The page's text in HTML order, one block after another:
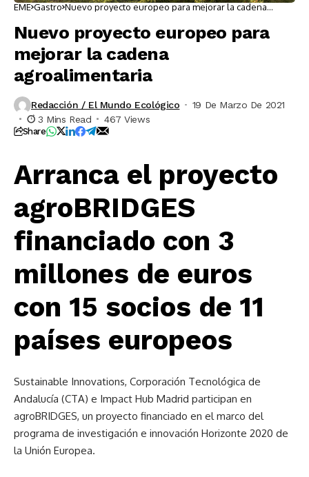
EME Gastro Nuevo proyecto europeo para mejorar la cadena
agroalimentaria
Nuevo proyecto europeo para
mejorar la cadena
agroalimentaria
Redacción / El Mundo Ecológico
19 De Marzo De 2021
3 Mins Read
467 Views
Share
Arranca el proyecto
agroBRIDGES
financiado con 3
millones de euros
con 15 socios de 11
países europeos
Sustainable Innovations, Corporación Tecnológica de
Andalucía (CTA) e Impact Hub Madrid participan en
agroBRIDGES, un proyecto financiado en el marco del
programa de investigación e innovación Horizonte 2020 de
la Unión Europea.